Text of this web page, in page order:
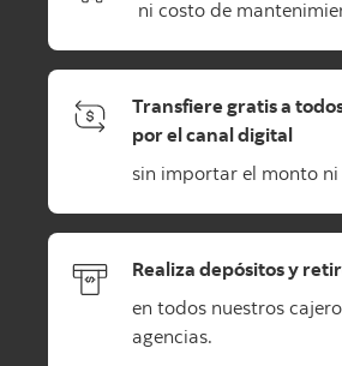
ni costo de
Transfiere gratis a
por el canal digital
sin importar el monto ni
Realiza depósitos y
en todos nuestros
agencias.